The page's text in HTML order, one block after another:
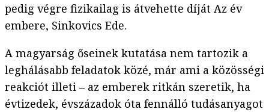
pedig végre fizikailag is átvehette díját Az év
embere, Sinkovics Ede.
A magyarság őseinek kutatása nem tartozik a
leghálásabb feladatok közé, már ami a közösségi
reakciót illeti – az emberek ritkán szeretik, ha
évtizedek, évszázadok óta fennálló tudásanyagot